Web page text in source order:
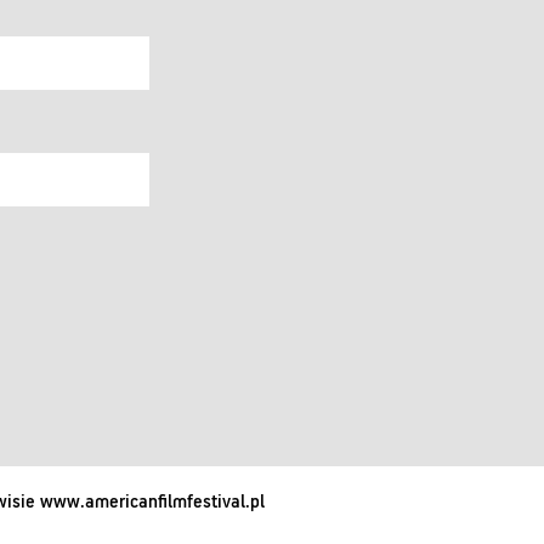
www.americanfilmfestival.pl